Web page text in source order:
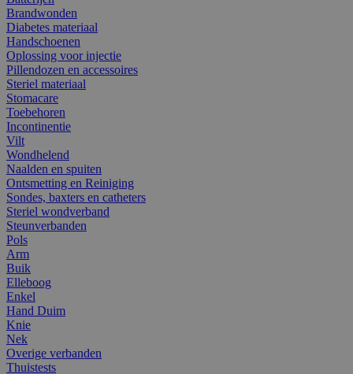
Brandwonden
Diabetes materiaal
Handschoenen
Oplossing voor injectie
Pillendozen en accessoires
Steriel materiaal
Stomacare
Toebehoren
Incontinentie
Vilt
Wondhelend
Naalden en spuiten
Ontsmetting en Reiniging
Sondes, baxters en catheters
Steriel wondverband
Steunverbanden
Pols
Arm
Buik
Elleboog
Enkel
Hand Duim
Knie
Nek
Overige verbanden
Thuistests